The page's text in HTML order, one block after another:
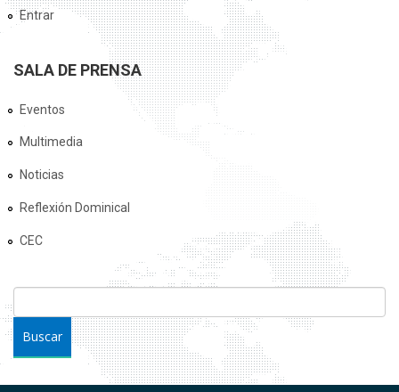
Entrar
SALA DE PRENSA
Eventos
Multimedia
Noticias
Reflexión Dominical
CEC
FORMULARIO DE BÚSQUEDA